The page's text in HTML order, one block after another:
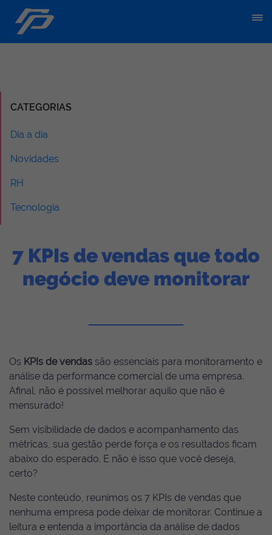
CATEGORIAS
Dia a dia
Novidades
RH
Tecnologia
7 KPIs de vendas que todo
negócio deve monitorar
Os KPIs de vendas são essenciais para monitoramento e
análise da performance comercial de uma empresa.
Afinal, não é possível melhorar aquilo que não é
mensurado!
Sem visibilidade de dados e acompanhamento das
métricas, sua gestão perde força e os resultados ficam
abaixo do esperado. E não é isso que você deseja,
certo?
Neste conteúdo, reunimos os 7 KPIs de vendas que
nenhuma empresa pode deixar de monitorar. Continue a
leitura e entenda a importância da análise de dados